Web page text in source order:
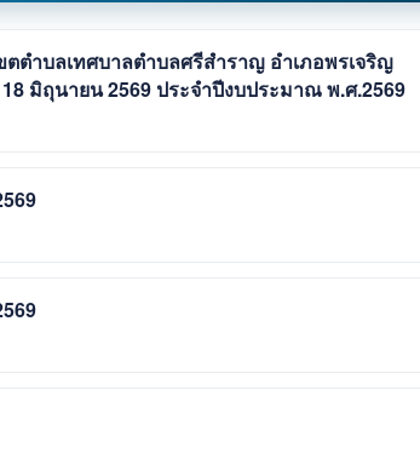
ตำบลเทศบาลตำบลศรีสำราญ อำเภอพรเจริญ
มิถุนายน 2569 ประจำปีงบประมาณ พ.ศ.2569